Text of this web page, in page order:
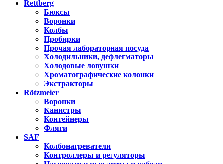
Rettberg
Бюксы
Воронки
Колбы
Пробирки
Прочая лабораторная посуда
Холодильники, дефлегматоры
Холодовые ловушки
Хроматографические колонки
Экстракторы
Rötzmeier
Воронки
Канистры
Контейнеры
Фляги
SAF
Колбонагреватели
Контроллеры и регуляторы